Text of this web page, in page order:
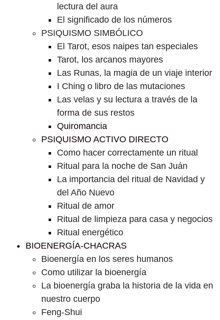
lectura del aura
El significado de los números
PSIQUISMO SIMBÓLICO
El Tarot, esos naipes tan especiales
Tarot, los arcanos mayores
Las Runas, la magia de un viaje interior
I Ching o libro de las mutaciones
Las velas y su lectura a través de la
forma de sus restos
Quiromancia
PSIQUISMO ACTIVO DIRECTO
Como hacer correctamente un ritual
Ritual para la noche de San Juán
La importancia del ritual de Navidad y
del Año Nuevo
Ritual de amor
Ritual de limpieza para casa y negocios
Ritual energético
BIOENERGÍA-CHACRAS
Bioenergía en los seres humanos
Como utilizar la bioenergía
La bioenergía graba la historia de la vida en
nuestro cuerpo
Feng-Shui